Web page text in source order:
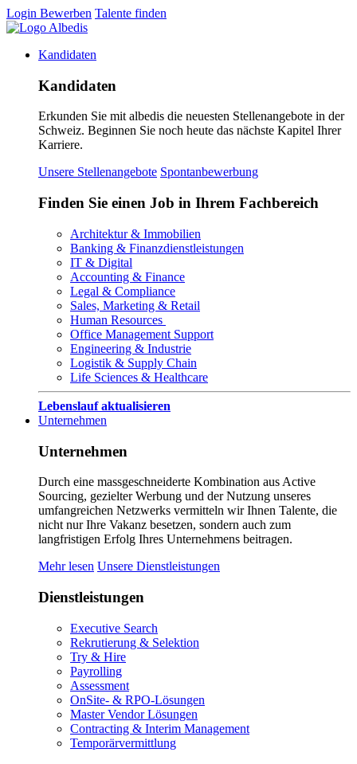
Login Bewerben Talente finden
Kandidaten
Kandidaten
Erkunden Sie mit albedis die neuesten Stellenangebote in der
Schweiz. Beginnen Sie noch heute das nächste Kapitel Ihrer
Karriere.
Unsere Stellenangebote Spontanbewerbung
Finden Sie einen Job in Ihrem Fachbereich
Architektur & Immobilien
Banking & Finanzdienstleistungen
IT & Digital
Accounting & Finance
Legal & Compliance
Sales, Marketing & Retail
Human Resources
Office Management Support
Engineering & Industrie
Logistik & Supply Chain
Life Sciences & Healthcare
Lebenslauf aktualisieren
Unternehmen
Unternehmen
Durch eine massgeschneiderte Kombination aus Active
Sourcing, gezielter Werbung und der Nutzung unseres
umfangreichen Netzwerks vermitteln wir Ihnen Talente, die
nicht nur Ihre Vakanz besetzen, sondern auch zum
langfristigen Erfolg Ihres Unternehmens beitragen.
Mehr lesen Unsere Dienstleistungen
Dienstleistungen
Executive Search
Rekrutierung & Selektion
Try & Hire
Payrolling
Assessment
OnSite- & RPO-Lösungen
Master Vendor Lösungen
Contracting & Interim Management
Temporärvermittlung